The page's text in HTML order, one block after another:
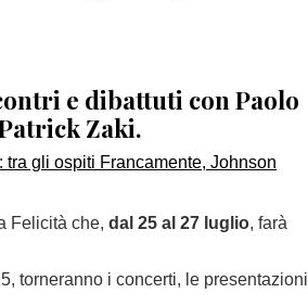
e dibattuti con Paolo
Zaki.
Felicità che, dal 25 al 27 luglio, farà
torneranno i concerti, le presentazioni